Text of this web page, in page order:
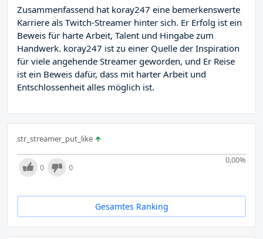
Zusammenfassend hat koray247 eine bemerkenswerte
Karriere als Twitch-Streamer hinter sich. Er Erfolg ist ein
Beweis für harte Arbeit, Talent und Hingabe zum
Handwerk. koray247 ist zu einer Quelle der Inspiration
für viele angehende Streamer geworden, und Er Reise
ist ein Beweis dafür, dass mit harter Arbeit und
Entschlossenheit alles möglich ist.
str_streamer_put_like
0.00%
0 0
Gesamtes Ranking